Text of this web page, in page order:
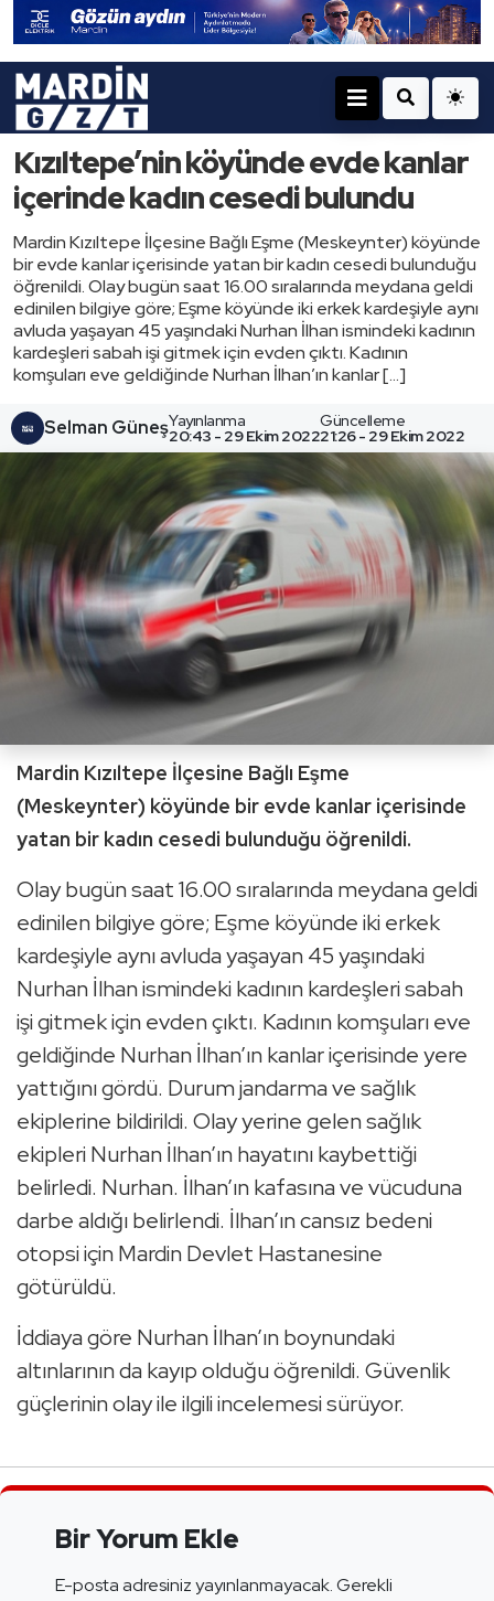
Kızıltepe’nin köyünde evde kanlar
içerinde kadın cesedi bulundu
Mardin Kızıltepe İlçesine Bağlı Eşme (Meskeynter) köyünde
bir evde kanlar içerisinde yatan bir kadın cesedi bulunduğu
öğrenildi. Olay bugün saat 16.00 sıralarında meydana geldi
edinilen bilgiye göre; Eşme köyünde iki erkek kardeşiyle aynı
avluda yaşayan 45 yaşındaki Nurhan İlhan ismindeki kadının
kardeşleri sabah işi gitmek için evden çıktı. Kadının
komşuları eve geldiğinde Nurhan İlhan’ın kanlar […]
Selman GüneşYayınlanma
20:43 - 29 Ekim 2022
Güncelleme
21:26 - 29 Ekim 2022
Mardin Kızıltepe İlçesine Bağlı Eşme
(Meskeynter) köyünde bir evde kanlar içerisinde
yatan bir kadın cesedi bulunduğu öğrenildi.
Olay bugün saat 16.00 sıralarında meydana geldi
edinilen bilgiye göre; Eşme köyünde iki erkek
kardeşiyle aynı avluda yaşayan 45 yaşındaki
Nurhan İlhan ismindeki kadının kardeşleri sabah
işi gitmek için evden çıktı. Kadının komşuları eve
geldiğinde Nurhan İlhan’ın kanlar içerisinde yere
yattığını gördü. Durum jandarma ve sağlık
ekiplerine bildirildi. Olay yerine gelen sağlık
ekipleri Nurhan İlhan’ın hayatını kaybettiği
belirledi. Nurhan. İlhan’ın kafasına ve vücuduna
darbe aldığı belirlendi. İlhan’ın cansız bedeni
otopsi için Mardin Devlet Hastanesine
götürüldü.
İddiaya göre Nurhan İlhan’ın boynundaki
altınlarının da kayıp olduğu öğrenildi. Güvenlik
güçlerinin olay ile ilgili incelemesi sürüyor.
Bir Yorum Ekle
E-posta adresiniz yayınlanmayacak.Gerekli